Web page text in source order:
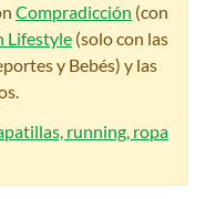
Compradicción (con
Lifestyle (solo con las
y Bebés) y las
running, ropa